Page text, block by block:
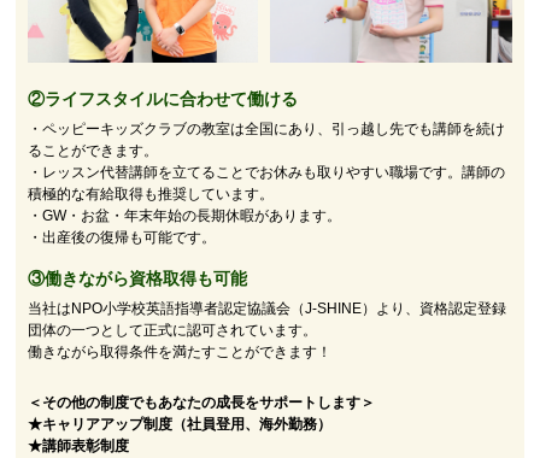
②ライフスタイルに合わせて働ける
・ペッピーキッズクラブの教室は全国にあり、引っ越し先でも講師を続け
ることができます。
・レッスン代替講師を立てることでお休みも取りやすい職場です。講師の
積極的な有給取得も推奨しています。
・GW・お盆・年末年始の長期休暇があります。
・出産後の復帰も可能です。
③働きながら資格取得も可能
当社はNPO小学校英語指導者認定協議会（J-SHINE）より、資格認定登録
団体の一つとして正式に認可されています。
働きながら取得条件を満たすことができます！
＜その他の制度でもあなたの成長をサポートします＞
★キャリアアップ制度（社員登用、海外勤務）
★講師表彰制度